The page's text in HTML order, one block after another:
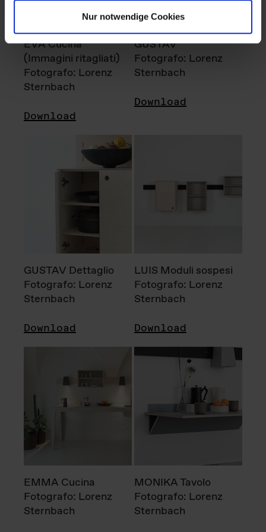
Nur notwendige Cookies
EVA Cucina
(Immagini ritagliati)
Fotografo: Lorenz
Sternbach
Download
GUSTAV
Fotografo: Lorenz
Sternbach
Download
GUSTAV Dettaglio
Fotografo: Lorenz
Sternbach
Download
LUIS Moduli sospesi
Fotografo: Lorenz
Sternbach
Download
EMMA Cucina
Fotografo: Lorenz
Sternbach
MONIKA Tavolo
Fotografo: Lorenz
Sternbach